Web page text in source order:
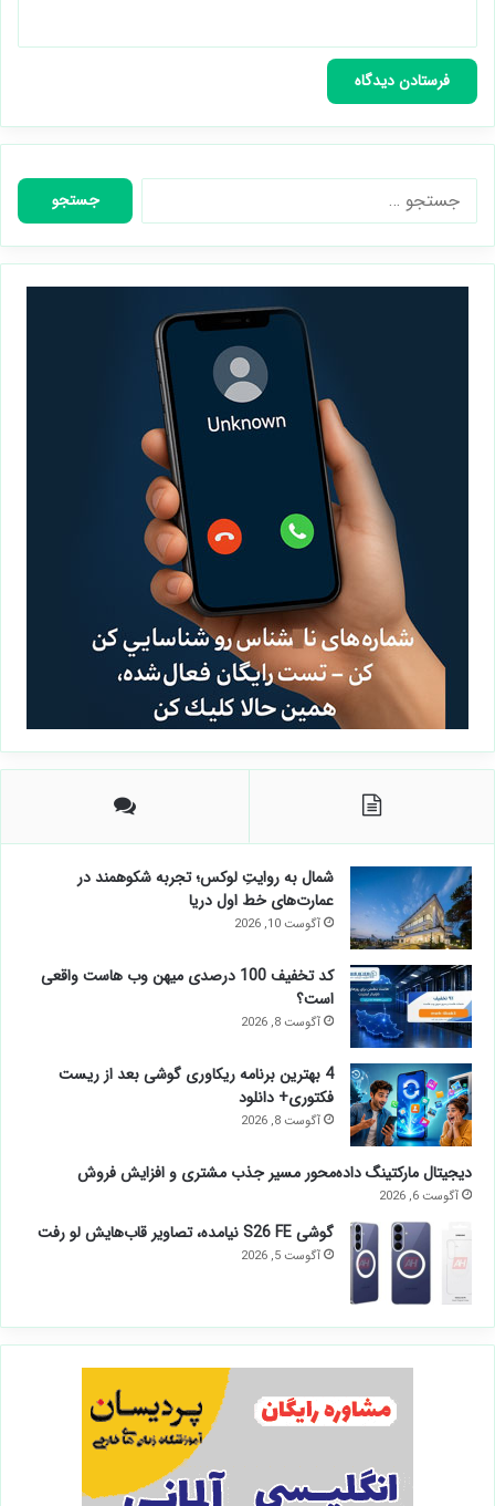
جستجو
برای:
شمال به روایتِ لوکس؛ تجربه شکوهمند در
عمارت‌های خط اول دریا
آگوست 10, 2026
کد تخفیف 100 درصدی میهن وب هاست واقعی
است؟
آگوست 8, 2026
4 بهترین برنامه ریکاوری گوشی بعد از ریست
فکتوری+ دانلود
آگوست 8, 2026
دیجیتال مارکتینگ داده‌محور مسیر جذب مشتری و افزایش فروش
آگوست 6, 2026
گوشی S26 FE نیامده، تصاویر قاب‌هایش لو رفت
آگوست 5, 2026